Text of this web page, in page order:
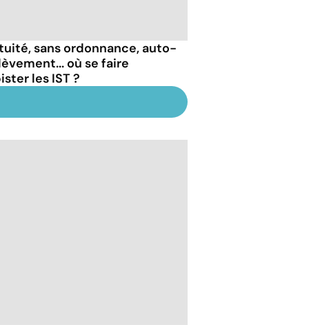
sans ordonnance, auto-
où se faire
les IST ?